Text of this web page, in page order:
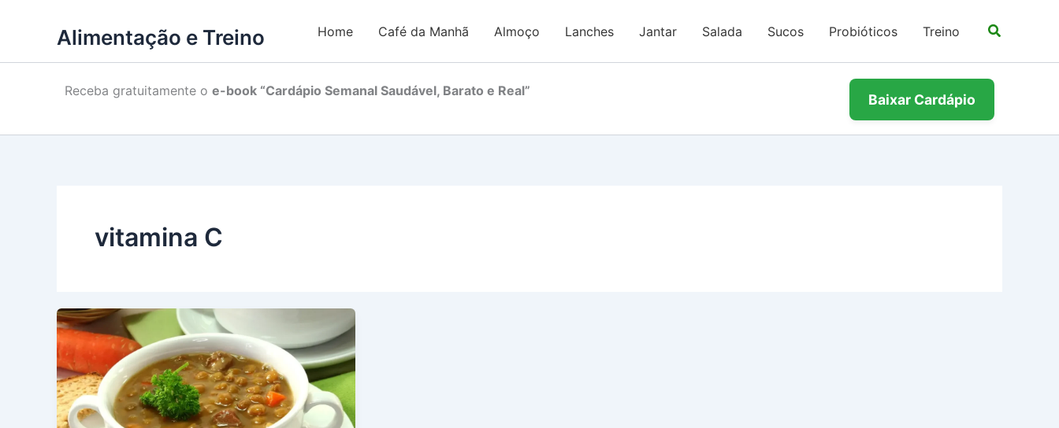
Alimentação e Treino Home Café da Manhã Almoço Lanches Jantar Salada Sucos Probióticos Treino
Receba gratuitamente o e-book “Cardápio Semanal Saudável, Barato e Real”
Baixar Cardápio
vitamina C